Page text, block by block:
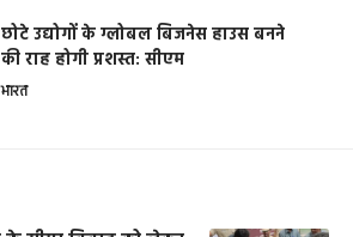
छोटे उद्योगों के ग्लोबल बिजनेस हाउस बनने
की राह होगी प्रशस्त: सीएम
भारत